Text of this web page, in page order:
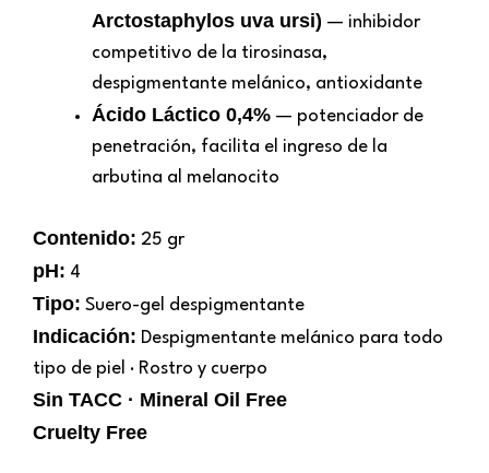
Arctostaphylos uva ursi) — inhibidor
competitivo de la tirosinasa,
despigmentante melánico, antioxidante
Ácido Láctico 0,4% — potenciador de
penetración, facilita el ingreso de la
arbutina al melanocito
Contenido: 25 gr
pH: 4
Tipo: Suero-gel despigmentante
Indicación: Despigmentante melánico para todo
tipo de piel · Rostro y cuerpo
Sin TACC · Mineral Oil Free
Cruelty Free